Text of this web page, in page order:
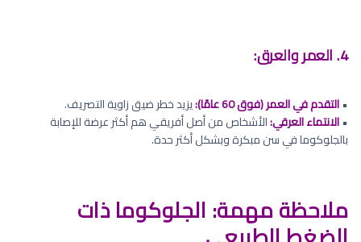
4. العمر والعرق:
•التقدم في العمر (فوق 60 عامًا):
يزيد خطر ضيق زاوية التصريف.
•الانتماء العرقي:الأشخاص من أصل أفريقي هم أكثر عرضة للإصابة
بالجلوكوما في سن مبكرة وبشكل أكثر حدة.
ملاحظة مهمة: الجلوكوما ذات